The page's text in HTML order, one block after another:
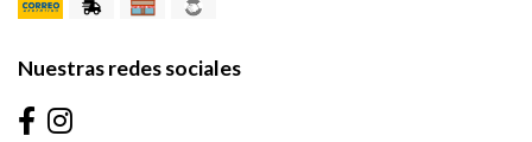
Nuestras redes sociales